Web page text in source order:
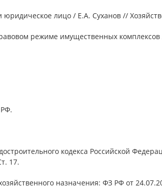
лицо / Е.А. Суханов //
режиме имущественных
кодекса Российской
17.
назначения: ФЗ РФ от